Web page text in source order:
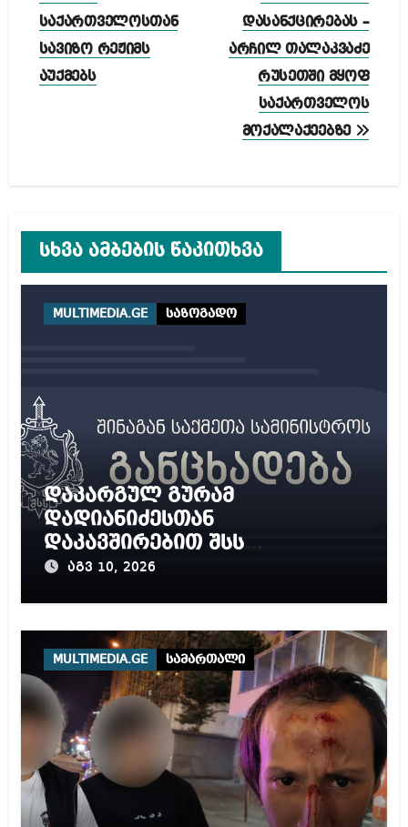
საქართველოსთან
სავიზო რეჟიმს
აუქმებს
დასანქცირებას –
არჩილ თალაკვაძე
რუსეთში მყოფ
საქართველოს
მოქალაქეებზე
სხვა ამბების წაკითხვა
MULTIMEDIA.GE საზოგადო
დაკარგულ გურამ
დადიანიძესთან
დაკავშირებით შსს
განცხადებას ავრცელებს
აგვ 10, 2026
MULTIMEDIA.GE სამართალი